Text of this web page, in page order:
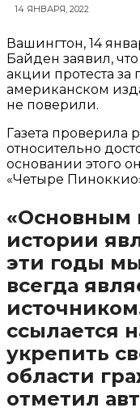
14 ЯНВАРЯ, 2022
Вашингтон, 14
Байден заявил,
акции протеста
американском
не поверили.
Газета проверила
относительно
основании этого
«Четыре
«Основным
истории
эти годы
всегда
ссылается
укрепить
области
отметил